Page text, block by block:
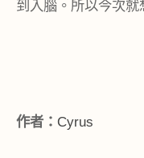
到入腦。所以今次就
作者： Cyrus